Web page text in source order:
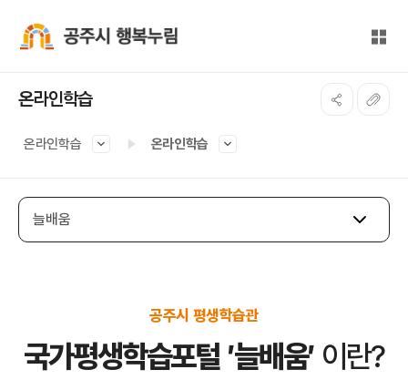
전체
온라인학습
온라인학습 온라인학습
늘배움
공주시 평생학습관
국가평생학습포털 ′늘배움′ 이란?